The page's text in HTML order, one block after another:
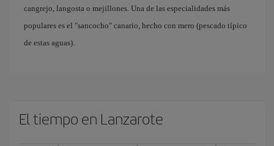
cangrejo, langosta o mejillones. Una de las especialidades más
populares es el "sancocho" canario, hecho con mero (pescado típico
de estas aguas).
El tiempo en Lanzarote